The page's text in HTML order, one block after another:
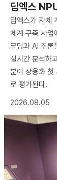
딥엑스
딥엑스가 자체
체계 구축 사업
코딩과 AI 추론
실시간 분석하
분야 상용화 첫
로 평가된다.
2026.08.05